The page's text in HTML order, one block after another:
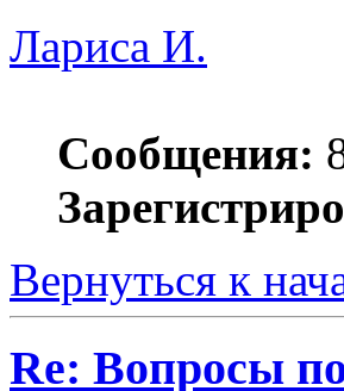
Лариса И.
Сообщения:
Вернуться к
Re: Вопросы